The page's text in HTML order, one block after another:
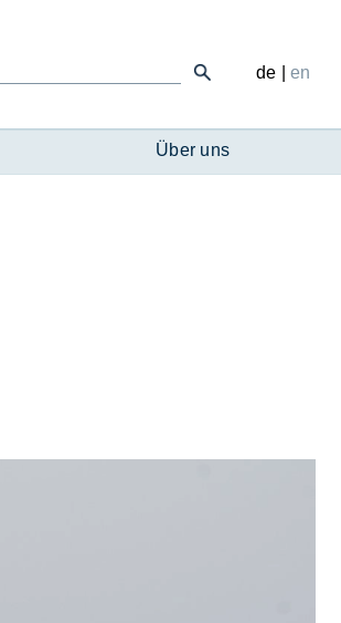
Über uns
de |en